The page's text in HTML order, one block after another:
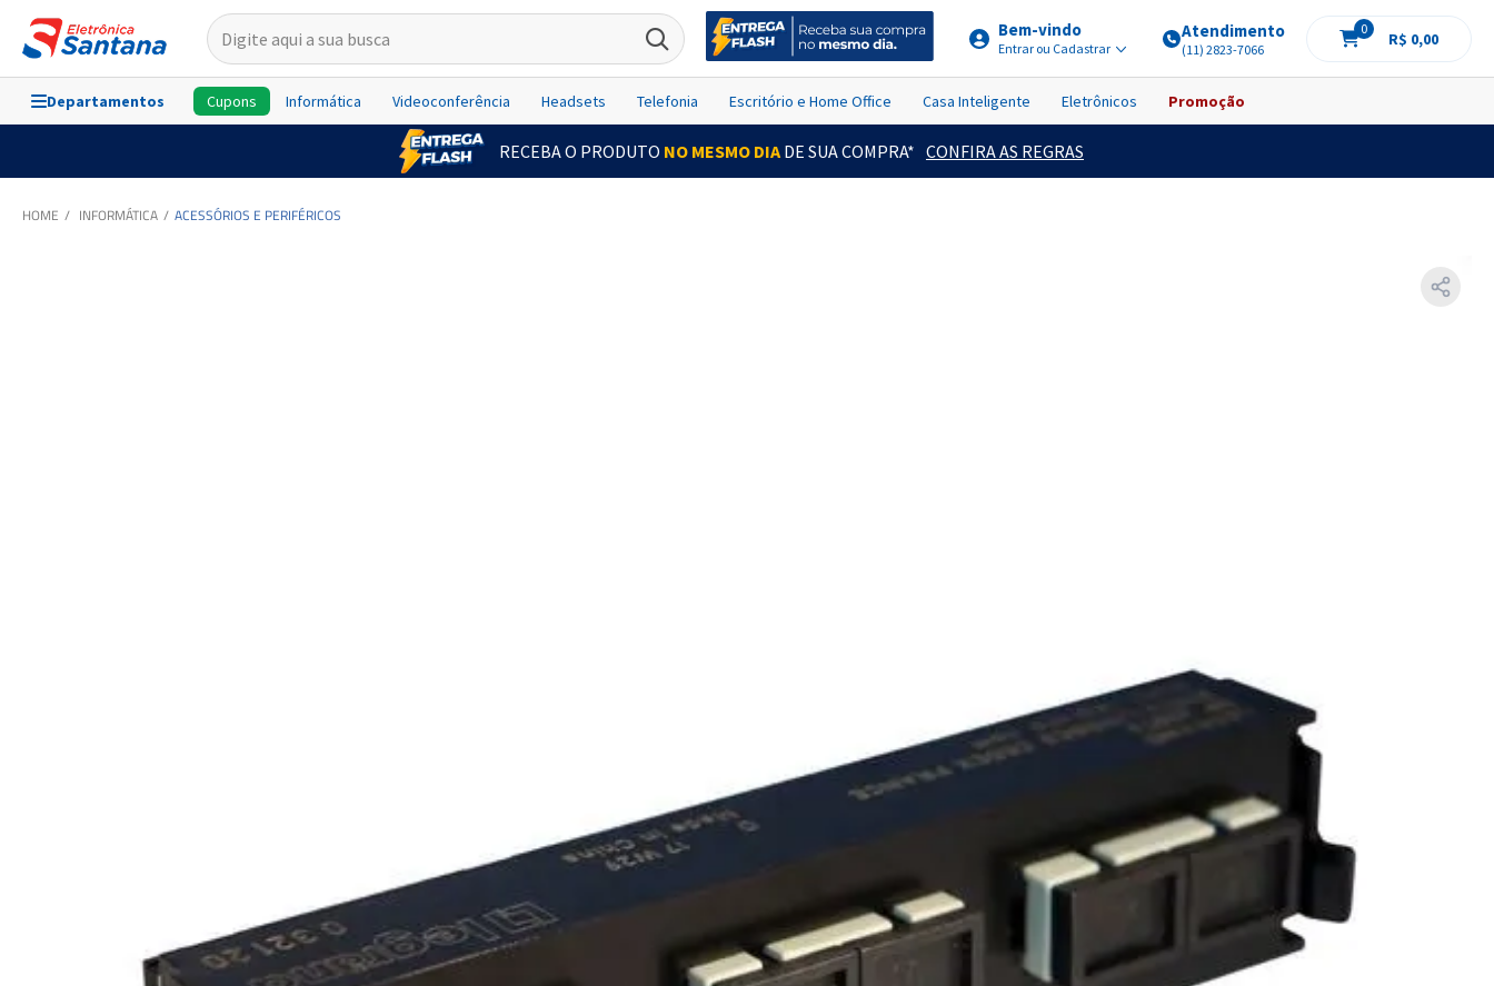
Bem-vindo
Entrar ou Cadastrar
Atendimento
(11) 2823-7066
0
R$ 0,00
Departamentos Cupons Informática Videoconferência Headsets Telefonia Escritório e Home Office Casa Inteligente Eletrônicos Promoção
RECEBA O PRODUTO NO MESMO DIADE SUA COMPRA* CONFIRA AS REGRAS
INFORMÁTICA ACESSÓRIOS E PERIFÉRICOS